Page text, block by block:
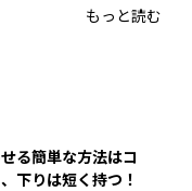
もっと読む
る簡単な方法はコ
下りは短く持つ！